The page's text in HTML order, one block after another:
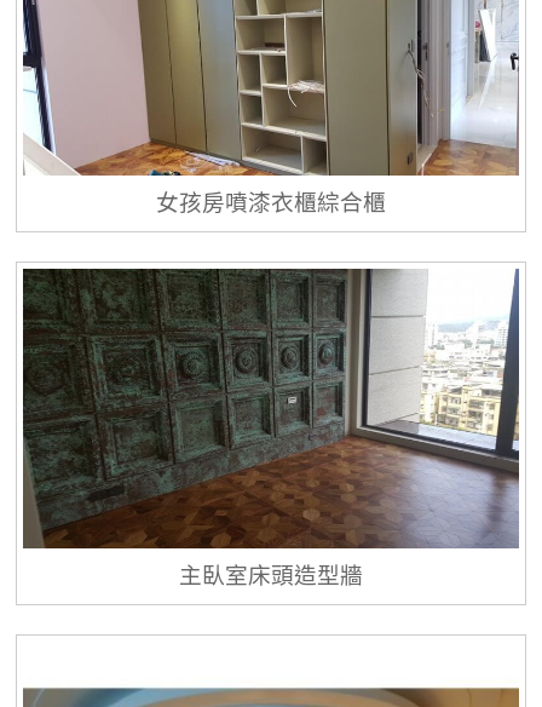
女孩房噴漆衣櫃綜合櫃
主臥室床頭造型牆